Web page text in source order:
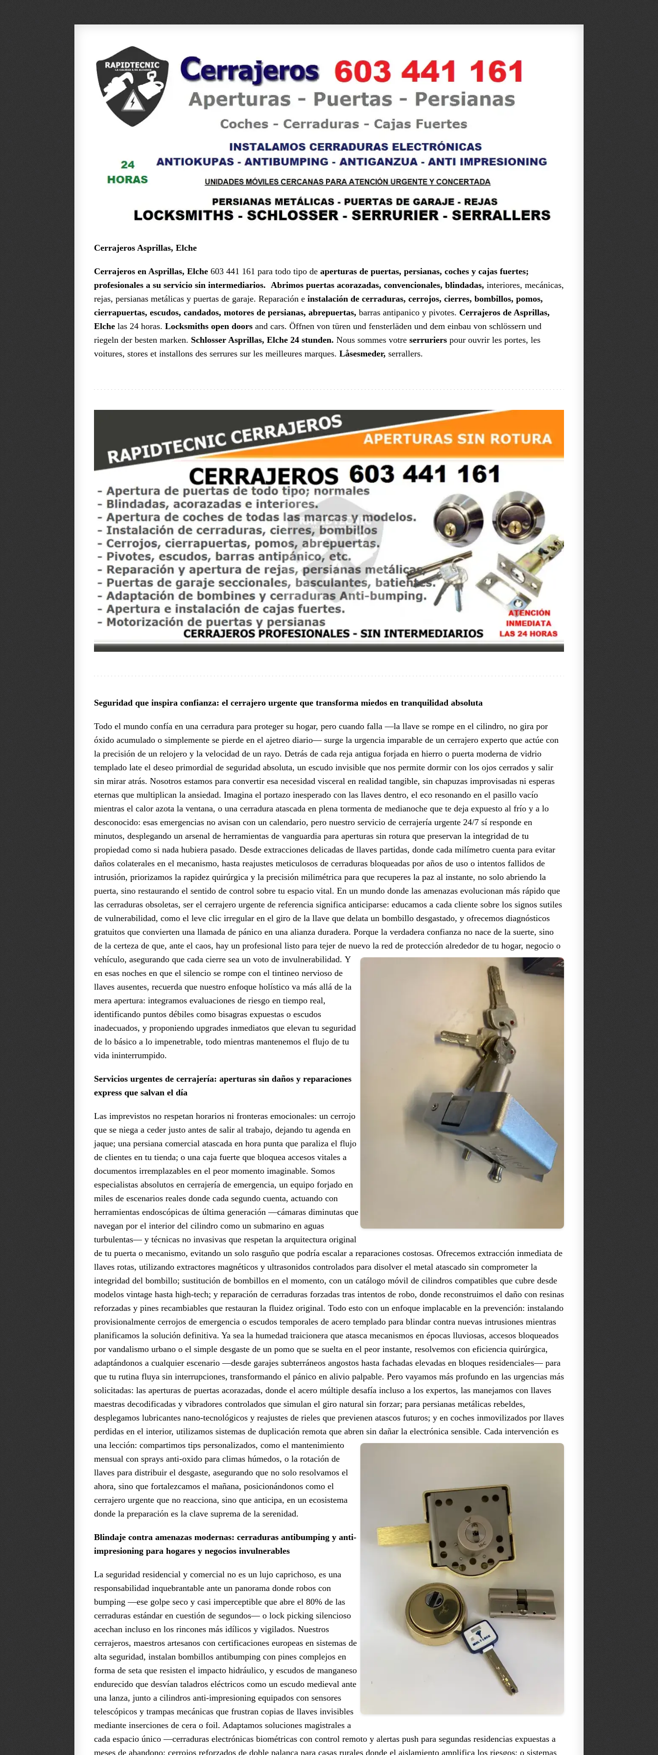
Cerrajeros Asprillas, Elche
Cerrajeros en Asprillas, Elche 603 441 161 para todo tipo de aperturas de puertas, persianas, coches y cajas fuertes;
profesionales a su servicio sin intermediarios. Abrimos puertas acorazadas, convencionales, blindadas, interiores, mecánicas,
rejas, persianas metálicas y puertas de garaje. Reparación e instalación de cerraduras, cerrojos, cierres, bombillos, pomos,
cierrapuertas, escudos, candados, motores de persianas, abrepuertas, barras antipanico y pivotes. Cerrajeros de Asprillas,
Elche las 24 horas. Locksmiths open doors and cars. Öffnen von türen und fensterläden und dem einbau von schlössern und
riegeln der besten marken. Schlosser Asprillas, Elche 24 stunden. Nous sommes votre serruriers pour ouvrir les portes, les
voitures, stores et installons des serrures sur les meilleures marques. Låsesmeder, serrallers.
Seguridad que inspira confianza: el cerrajero urgente que transforma miedos en tranquilidad absoluta
Todo el mundo confía en una cerradura para proteger su hogar, pero cuando falla —la llave se rompe en el cilindro, no gira por
óxido acumulado o simplemente se pierde en el ajetreo diario— surge la urgencia imparable de un cerrajero experto que actúe con
la precisión de un relojero y la velocidad de un rayo. Detrás de cada reja antigua forjada en hierro o puerta moderna de vidrio
templado late el deseo primordial de seguridad absoluta, un escudo invisible que nos permite dormir con los ojos cerrados y salir
sin mirar atrás. Nosotros estamos para convertir esa necesidad visceral en realidad tangible, sin chapuzas improvisadas ni esperas
eternas que multiplican la ansiedad. Imagina el portazo inesperado con las llaves dentro, el eco resonando en el pasillo vacío
mientras el calor azota la ventana, o una cerradura atascada en plena tormenta de medianoche que te deja expuesto al frío y a lo
desconocido: esas emergencias no avisan con un calendario, pero nuestro servicio de cerrajería urgente 24/7 sí responde en
minutos, desplegando un arsenal de herramientas de vanguardia para aperturas sin rotura que preservan la integridad de tu
propiedad como si nada hubiera pasado. Desde extracciones delicadas de llaves partidas, donde cada milímetro cuenta para evitar
daños colaterales en el mecanismo, hasta reajustes meticulosos de cerraduras bloqueadas por años de uso o intentos fallidos de
intrusión, priorizamos la rapidez quirúrgica y la precisión milimétrica para que recuperes la paz al instante, no solo abriendo la
puerta, sino restaurando el sentido de control sobre tu espacio vital. En un mundo donde las amenazas evolucionan más rápido que
las cerraduras obsoletas, ser el cerrajero urgente de referencia significa anticiparse: educamos a cada cliente sobre los signos sutiles
de vulnerabilidad, como el leve clic irregular en el giro de la llave que delata un bombillo desgastado, y ofrecemos diagnósticos
gratuitos que convierten una llamada de pánico en una alianza duradera. Porque la verdadera confianza no nace de la suerte, sino
de la certeza de que, ante el caos, hay un profesional listo para tejer de nuevo la red de protección alrededor de tu hogar, negocio o
vehículo, asegurando que cada cierre sea un voto de invulnerabilidad. Y
en esas noches en que el silencio se rompe con el tintineo nervioso de
llaves ausentes, recuerda que nuestro enfoque holístico va más allá de la
mera apertura: integramos evaluaciones de riesgo en tiempo real,
identificando puntos débiles como bisagras expuestas o escudos
inadecuados, y proponiendo upgrades inmediatos que elevan tu seguridad
de lo básico a lo impenetrable, todo mientras mantenemos el flujo de tu
vida ininterrumpido.
Servicios urgentes de cerrajería: aperturas sin daños y reparaciones
express que salvan el día
Las imprevistos no respetan horarios ni fronteras emocionales: un cerrojo
que se niega a ceder justo antes de salir al trabajo, dejando tu agenda en
jaque; una persiana comercial atascada en hora punta que paraliza el flujo
de clientes en tu tienda; o una caja fuerte que bloquea accesos vitales a
documentos irremplazables en el peor momento imaginable. Somos
especialistas absolutos en cerrajería de emergencia, un equipo forjado en
miles de escenarios reales donde cada segundo cuenta, actuando con
herramientas endoscópicas de última generación —cámaras diminutas que
navegan por el interior del cilindro como un submarino en aguas
turbulentas— y técnicas no invasivas que respetan la arquitectura original
de tu puerta o mecanismo, evitando un solo rasguño que podría escalar a reparaciones costosas. Ofrecemos extracción inmediata de
llaves rotas, utilizando extractores magnéticos y ultrasonidos controlados para disolver el metal atascado sin comprometer la
integridad del bombillo; sustitución de bombillos en el momento, con un catálogo móvil de cilindros compatibles que cubre desde
modelos vintage hasta high-tech; y reparación de cerraduras forzadas tras intentos de robo, donde reconstruimos el daño con resinas
reforzadas y pines recambiables que restauran la fluidez original. Todo esto con un enfoque implacable en la prevención: instalando
provisionalmente cerrojos de emergencia o escudos temporales de acero templado para blindar contra nuevas intrusiones mientras
planificamos la solución definitiva. Ya sea la humedad traicionera que atasca mecanismos en épocas lluviosas, accesos bloqueados
por vandalismo urbano o el simple desgaste de un pomo que se suelta en el peor instante, resolvemos con eficiencia quirúrgica,
adaptándonos a cualquier escenario —desde garajes subterráneos angostos hasta fachadas elevadas en bloques residenciales— para
que tu rutina fluya sin interrupciones, transformando el pánico en alivio palpable. Pero vayamos más profundo en las urgencias más
solicitadas: las aperturas de puertas acorazadas, donde el acero múltiple desafía incluso a los expertos, las manejamos con llaves
maestras decodificadas y vibradores controlados que simulan el giro natural sin forzar; para persianas metálicas rebeldes,
desplegamos lubricantes nano-tecnológicos y reajustes de rieles que previenen atascos futuros; y en coches inmovilizados por llaves
perdidas en el interior, utilizamos sistemas de duplicación remota que abren sin dañar la electrónica sensible. Cada intervención es
una lección: compartimos tips personalizados, como el mantenimiento
mensual con sprays anti-oxido para climas húmedos, o la rotación de
llaves para distribuir el desgaste, asegurando que no solo resolvamos el
ahora, sino que fortalezcamos el mañana, posicionándonos como el
cerrajero urgente que no reacciona, sino que anticipa, en un ecosistema
donde la preparación es la clave suprema de la serenidad.
Blindaje contra amenazas modernas: cerraduras antibumping y anti-
impresioning para hogares y negocios invulnerables
La seguridad residencial y comercial no es un lujo caprichoso, es una
responsabilidad inquebrantable ante un panorama donde robos con
bumping —ese golpe seco y casi imperceptible que abre el 80% de las
cerraduras estándar en cuestión de segundos— o lock picking silencioso
acechan incluso en los rincones más idílicos y vigilados. Nuestros
cerrajeros, maestros artesanos con certificaciones europeas en sistemas de
alta seguridad, instalan bombillos antibumping con pines complejos en
forma de seta que resisten el impacto hidráulico, y escudos de manganeso
endurecido que desvían taladros eléctricos como un escudo medieval ante
una lanza, junto a cilindros anti-impresioning equipados con sensores
telescópicos y trampas mecánicas que frustran copias de llaves invisibles
mediante inserciones de cera o foil. Adaptamos soluciones magistrales a
cada espacio único —cerraduras electrónicas biométricas con control remoto y alertas push para segundas residencias expuestas a
meses de abandono; cerrojos reforzados de doble palanca para casas rurales donde el aislamiento amplifica los riesgos; o sistemas